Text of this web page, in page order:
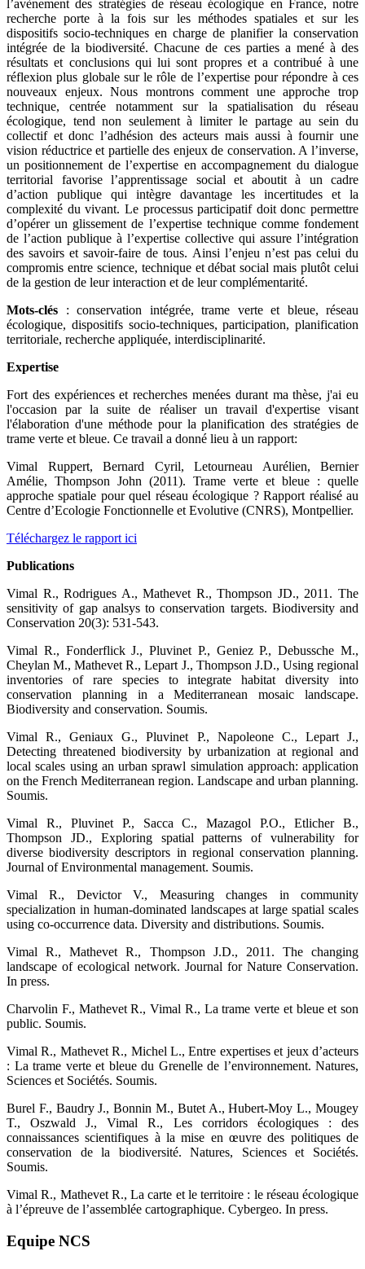
l’avènement des stratégies de réseau écologique en France, notre
recherche porte à la fois sur les méthodes spatiales et sur les
dispositifs socio-techniques en charge de planifier la conservation
intégrée de la biodiversité. Chacune de ces parties a mené à des
résultats et conclusions qui lui sont propres et a contribué à une
réflexion plus globale sur le rôle de l’expertise pour répondre à ces
nouveaux enjeux. Nous montrons comment une approche trop
technique, centrée notamment sur la spatialisation du réseau
écologique, tend non seulement à limiter le partage au sein du
collectif et donc l’adhésion des acteurs mais aussi à fournir une
vision réductrice et partielle des enjeux de conservation. A l’inverse,
un positionnement de l’expertise en accompagnement du dialogue
territorial favorise l’apprentissage social et aboutit à un cadre
d’action publique qui intègre davantage les incertitudes et la
complexité du vivant. Le processus participatif doit donc permettre
d’opérer un glissement de l’expertise technique comme fondement
de l’action publique à l’expertise collective qui assure l’intégration
des savoirs et savoir-faire de tous. Ainsi l’enjeu n’est pas celui du
compromis entre science, technique et débat social mais plutôt celui
de la gestion de leur interaction et de leur complémentarité.
Mots-clés : conservation intégrée, trame verte et bleue, réseau
écologique, dispositifs socio-techniques, participation, planification
territoriale, recherche appliquée, interdisciplinarité.
Expertise
Fort des expériences et recherches menées durant ma thèse, j'ai eu
l'occasion par la suite de réaliser un travail d'expertise visant
l'élaboration d'une méthode pour la planification des stratégies de
trame verte et bleue. Ce travail a donné lieu à un rapport:
Vimal Ruppert, Bernard Cyril, Letourneau Aurélien, Bernier
Amélie, Thompson John (2011). Trame verte et bleue : quelle
approche spatiale pour quel réseau écologique ? Rapport réalisé au
Centre d’Ecologie Fonctionnelle et Evolutive (CNRS), Montpellier.
Téléchargez le rapport ici
Publications
Vimal R., Rodrigues A., Mathevet R., Thompson JD., 2011. The
sensitivity of gap analsys to conservation targets. Biodiversity and
Conservation 20(3): 531-543.
Vimal R., Fonderflick J., Pluvinet P., Geniez P., Debussche M.,
Cheylan M., Mathevet R., Lepart J., Thompson J.D., Using regional
inventories of rare species to integrate habitat diversity into
conservation planning in a Mediterranean mosaic landscape.
Biodiversity and conservation. Soumis.
Vimal R., Geniaux G., Pluvinet P., Napoleone C., Lepart J.,
Detecting threatened biodiversity by urbanization at regional and
local scales using an urban sprawl simulation approach: application
on the French Mediterranean region. Landscape and urban planning.
Soumis.
Vimal R., Pluvinet P., Sacca C., Mazagol P.O., Etlicher B.,
Thompson JD., Exploring spatial patterns of vulnerability for
diverse biodiversity descriptors in regional conservation planning.
Journal of Environmental management. Soumis.
Vimal R., Devictor V., Measuring changes in community
specialization in human-dominated landscapes at large spatial scales
using co-occurrence data. Diversity and distributions. Soumis.
Vimal R., Mathevet R., Thompson J.D., 2011. The changing
landscape of ecological network. Journal for Nature Conservation.
In press.
Charvolin F., Mathevet R., Vimal R., La trame verte et bleue et son
public. Soumis.
Vimal R., Mathevet R., Michel L., Entre expertises et jeux d’acteurs
: La trame verte et bleue du Grenelle de l’environnement. Natures,
Sciences et Sociétés. Soumis.
Burel F., Baudry J., Bonnin M., Butet A., Hubert-Moy L., Mougey
T., Oszwald J., Vimal R., Les corridors écologiques : des
connaissances scientifiques à la mise en œuvre des politiques de
conservation de la biodiversité. Natures, Sciences et Sociétés.
Soumis.
Vimal R., Mathevet R., La carte et le territoire : le réseau écologique
à l’épreuve de l’assemblée cartographique. Cybergeo. In press.
Equipe NCS